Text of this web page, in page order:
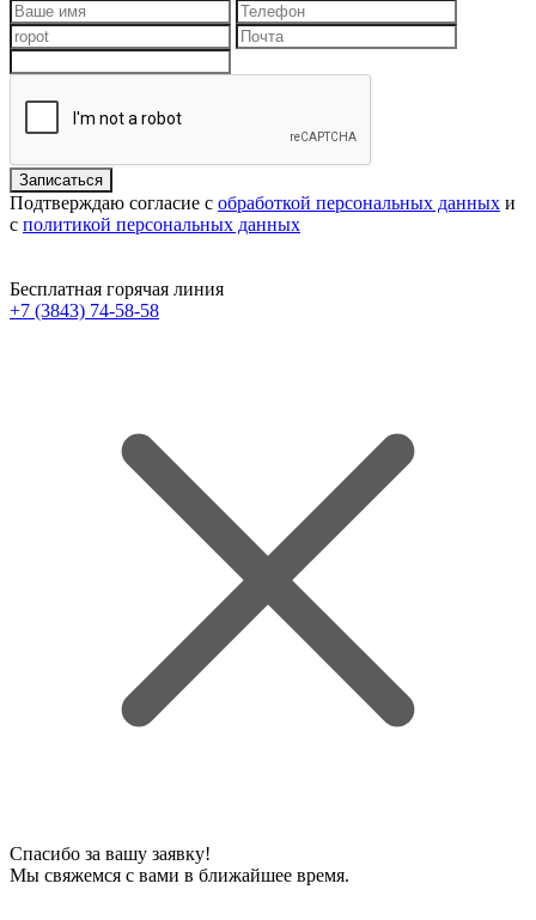
Подтверждаю согласие с обработкой персональных данных и
с политикой персональных данных
Бесплатная горячая линия
+7 (3843) 74-58-58
Спасибо за вашу заявку!
Мы свяжемся с вами в ближайшее время.